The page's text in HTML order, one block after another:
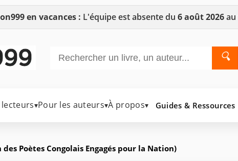
en vacances : L'équipe est absente du 6 août 2026au
🔍
▾Pour les auteurs▾À propos▾ Guides & Ressources
des Poètes Congolais Engagés pour la Nation)